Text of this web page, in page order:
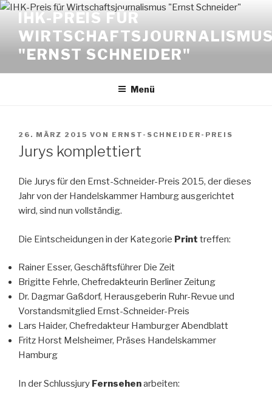
Zum
Inhalt
springen
IHK-PREIS FÜR
"ERNST SCHNEIDER"
Menü
VERÖFFENTLICHT
AM
26. MÄRZ 2015 VON ERNST-SCHNEIDER-PREIS
Jurys komplettiert
Die Jurys für den Ernst-Schneider-Preis 2015, der dieses
Jahr von der Handelskammer Hamburg ausgerichtet
wird, sind nun vollständig.
Die Eintscheidungen in der Kategorie Print treffen:
Rainer Esser, Geschäftsführer Die Zeit
Brigitte Fehrle, Chefredakteurin Berliner Zeitung
Dr. Dagmar Gaßdorf, Herausgeberin Ruhr-Revue und
Vorstandsmitglied Ernst-Schneider-Preis
Lars Haider, Chefredakteur Hamburger Abendblatt
Fritz Horst Melsheimer, Präses Handelskammer
Hamburg
In der Schlussjury Fernsehenarbeiten: